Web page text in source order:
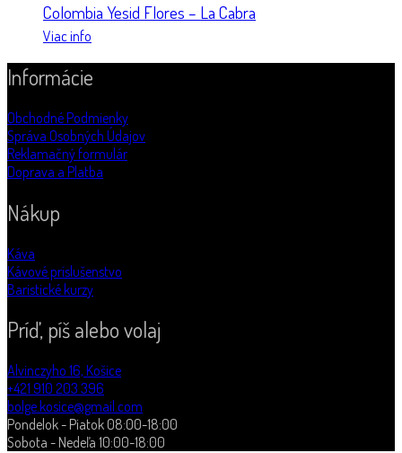
Colombia Yesid Flores – La Cabra
Viac info
Informácie
Obchodné Podmienky
Správa Osobných Údajov
Reklamačný formulár
Doprava a Platba
Nákup
Káva
Kávové príslušenstvo
Baristické kurzy
Príď, píš alebo volaj
Alvinczyho 16, Košice
+421 910 203 396
bolge.kosice@gmail.com
Pondelok - Piatok 08:00-18:00
Sobota - Nedeľa 10:00-18:00